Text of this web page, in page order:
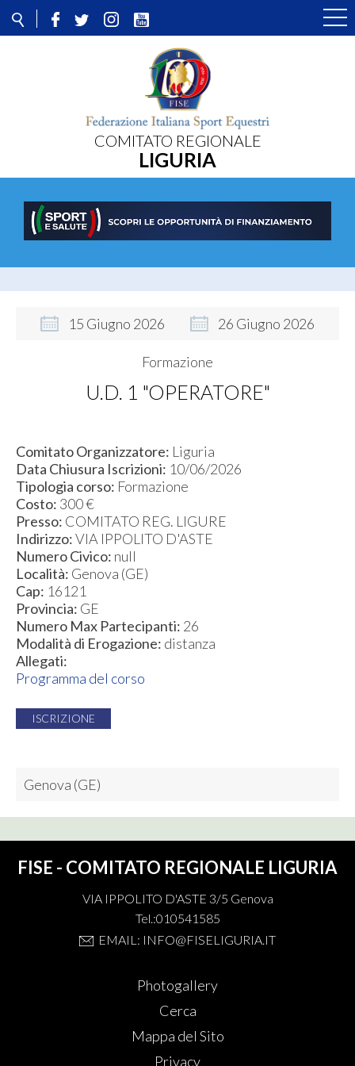
COMITATO REGIONALE
LIGURIA
15 Giugno 2026 26 Giugno 2026
U.D. 1 "OPERATORE"
Comitato Organizzatore: Liguria
Data Chiusura Iscrizioni: 10/06/2026
Tipologia corso: Formazione
Costo: 300 €
Presso: COMITATO REG. LIGURE
Indirizzo:VIA IPPOLITO D'ASTE
Numero Civico: null
Località: Genova (GE)
Cap: 16121
Provincia: GE
Numero Max Partecipanti: 26
Modalità di Erogazione: distanza
Allegati:
Programma del corso
ISCRIZIONE
Formazione
Genova (GE)
FISE - COMITATO REGIONALE LIGURIA
VIA IPPOLITO D'ASTE 3/5 Genova
Tel.:010541585
EMAIL: INFO@FISELIGURIA.IT
Photogallery
Cerca
Mappa del Sito
Privacy